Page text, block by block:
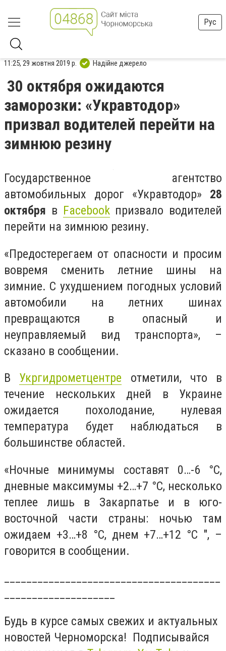
Рус
11:25, 29 жовтня 2019 р. Надійне джерело
30 октября ожидаются
заморозки: «Укравтодор»
призвал водителей перейти на
зимнюю резину
Государственное агентство
автомобильных дорог «Укравтодор» 28
октября в Facebookпризвало водителей
перейти на зимнюю резину.
«Предостерегаем от опасности и просим
вовремя сменить летние шины на
зимние. С ухудшением погодных условий
автомобили на летних шинах
превращаются в опасный и
неуправляемый вид транспорта», –
сказано в сообщении.
В Укргидрометцентре отметили, что в
течение нескольких дней в Украине
ожидается похолодание, нулевая
температура будет наблюдаться в
большинстве областей.
«Ночные минимумы составят 0…-6 °C,
дневные максимумы +2…+7 °C, несколько
теплее лишь в Закарпатье и в юго-
восточной части страны: ночью там
ожидаем +3…+8 °C, днем +7…+12 °C ", –
говорится в сообщении.
Будь в курсе самых свежих и актуальных
новостей Черноморска! Подписывайся